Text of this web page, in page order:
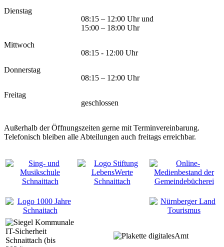
Dienstag
08:15 – 12:00 Uhr und
15:00 – 18:00 Uhr
Mittwoch
08:15 - 12:00 Uhr
Donnerstag
08:15 – 12:00 Uhr
Freitag
geschlossen
Außerhalb der Öffnungszeiten gerne mit Terminvereinbarung.
Telefonisch bleiben alle Abteilungen auch freitags erreichbar.